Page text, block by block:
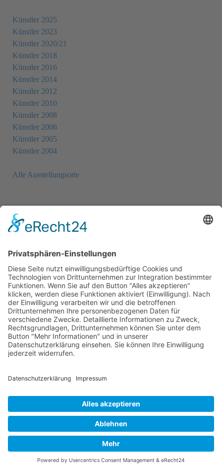
Künstler 2025
Künstler 2023
Künstler 2020/21
Künstler 2018
Künstler 2016
Künstler 2014
Künstler 2012
Künstler 2010
Künstler 2008
Künstler 2006
Künstler 2005
Künstler 2004
Alle Ausstellungsorte
Newsletter
Sie möchten unseren Newsletter erhalten?
Schreiben Sie einfach eine Mail an:
newsletter@bewegter-wind.de
Cookie-Einstellungen
Datenschutz Impressum
Intern
© 2004 - 2026 bewegter wind e.V.